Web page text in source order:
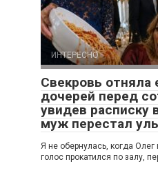
ИНТЕРЕСНО
Свекровь отняла
дочерей перед
увидев расписку
муж перестал
Я не обернулась, когда
голос прокатился по залу,